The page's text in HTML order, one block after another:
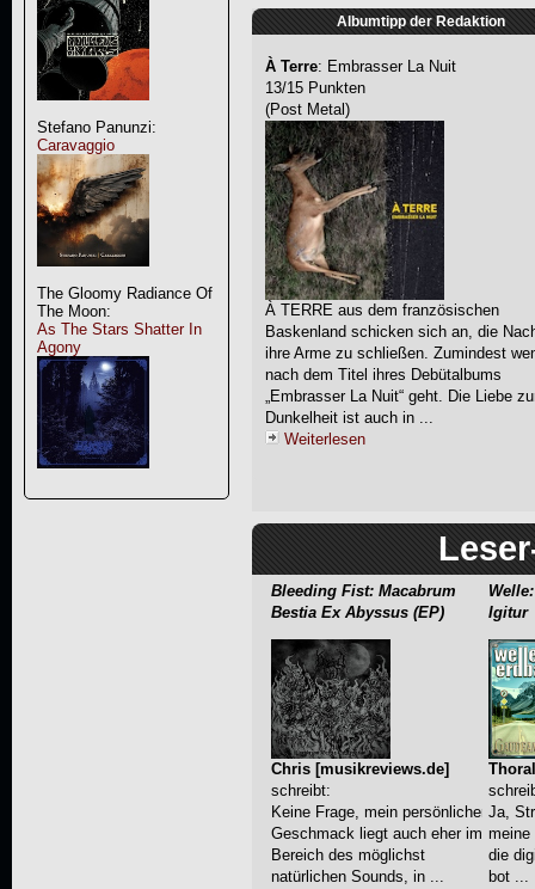
Stefano Panunzi:
Caravaggio
The Gloomy Radiance Of
The Moon:
As The Stars Shatter In
Agony
Albumtipp der Redaktion
À Terre: Embrasser La Nuit
13/15 Punkten
(Post Metal)
À TERRE aus dem französischen
Baskenland schicken sich an, die
ihre Arme zu schließen. Zumindest
nach dem Titel ihres Debütalbums
„Embrasser La Nuit“ geht. Die Liebe
Dunkelheit ist auch in ...
Weiterlesen
Bleeding Fist: Macabrum
Bestia Ex Abyssus (EP)
Chris [musikreviews.de]
schreibt:
Keine Frage, mein persönlicher
Geschmack liegt auch eher im
Bereich des möglichst
natürlichen Sounds, in ...
Igitur
Ja,
die
bot ...